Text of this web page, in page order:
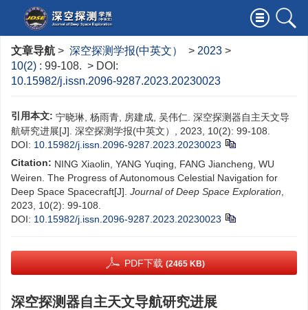
文章导航 > 深空探测学报(中英文） > 2023 >
10(2) : 99-108. > DOI:
10.15982/j.issn.2096-9287.2023.20230023
引用本文: 宁晓琳, 杨雨青, 房建成, 吴伟仁. 深空探测器自主天文导
航研究进展[J]. 深空探测学报(中英文）, 2023, 10(2): 99-108.
DOI: 10.15982/j.issn.2096-9287.2023.20230023
Citation: NING Xiaolin, YANG Yuqing, FANG Jiancheng, WU
Weiren. The Progress of Autonomous Celestial Navigation for
Deep Space Spacecraft[J]. Journal of Deep Space Exploration
2023, 10(2): 99-108.
DOI: 10.15982/j.issn.2096-9287.2023.20230023
PDF下载 (2465 KB)
深空探测器自主天文导航研究进展